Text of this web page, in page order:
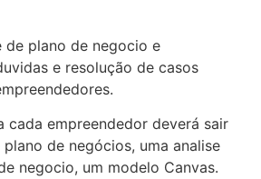
de plano de negocio e
e resolução de casos
cada empreendedor deverá sair
de negócios, uma analise
negocio, um modelo Canvas.